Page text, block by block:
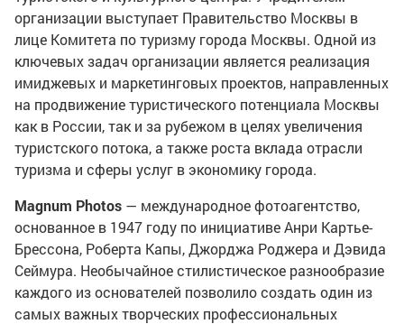
организации выступает Правительство Москвы в
лице Комитета по туризму города Москвы. Одной из
ключевых задач организации является реализация
имиджевых и маркетинговых проектов, направленных
на продвижение туристического потенциала Москвы
как в России, так и за рубежом в целях увеличения
туристского потока, а также роста вклада отрасли
туризма и сферы услуг в экономику города.
Magnum Photos — международное фотоагентство,
основанное в 1947 году по инициативе Анри Картье-
Брессона, Роберта Капы, Джорджа Роджера и Дэвида
Сеймура. Необычайное стилистическое разнообразие
каждого из основателей позволило создать один из
самых важных творческих профессиональных